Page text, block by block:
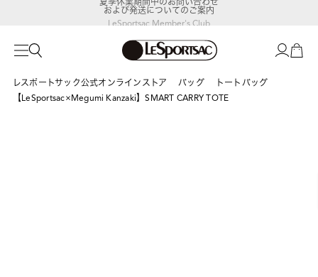
LeSportsac Member's Club
ポイントアップキャンペーン開催中
および発送についてのご案内
レスポートサック公式オンラインストア バッグ
トートバッグ
【LeSportsac×Megumi Kanzaki】SMART CARRY TOTE